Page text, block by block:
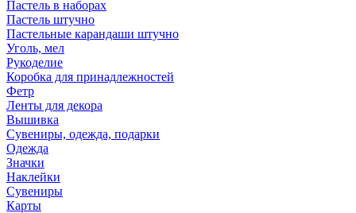
Пастель в наборах
Пастель штучно
Пастельные карандаши штучно
Уголь, мел
Рукоделие
Коробка для принадлежностей
Фетр
Ленты для декора
Вышивка
Сувениры, одежда, подарки
Одежда
Значки
Наклейки
Сувениры
Карты